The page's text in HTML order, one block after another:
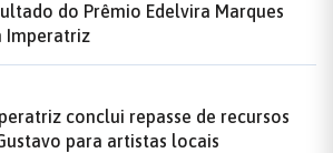
do Prêmio Edelvira Marques
Imperatriz
conclui repasse de recursos
para artistas locais